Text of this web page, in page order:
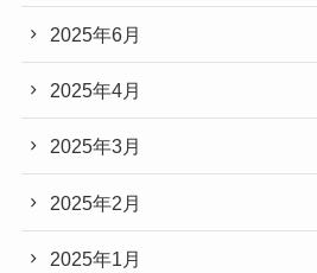
2025年6月
2025年4月
2025年3月
2025年2月
2025年1月